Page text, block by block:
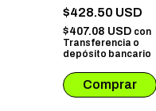
$428.50 USD
$407.08 USD con
Transferencia o
depósito bancario